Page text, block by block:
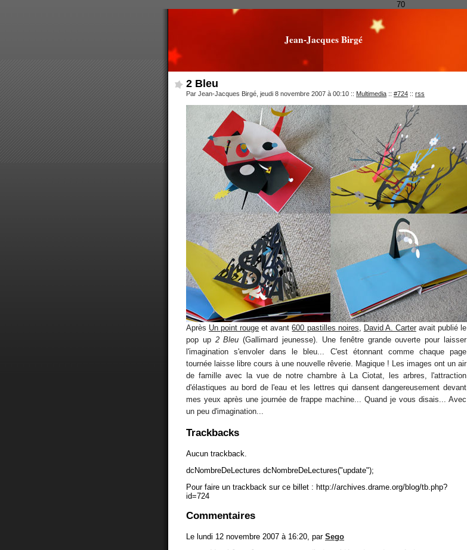
70
Jean-Jacques Birgé
2 Bleu
Par Jean-Jacques Birgé, jeudi 8 novembre 2007 à 00:10 :: Multimedia :: #724 :: rss
Après Un point rouge et avant600 pastilles noires David A. Carteravait publié le
pop up 2 Bleu (Gallimard jeunesse). Une fenêtre grande ouverte pour laisser
l'imagination s'envoler dans le bleu... C'est étonnant comme chaque page
tournée laisse libre cours à une nouvelle rêverie. Magique ! Les images ont un air
de famille avec la vue de notre chambre à La Ciotat, les arbres, l'attraction
d'élastiques au bord de l'eau et les lettres qui dansent dangereusement devant
mes yeux après une journée de frappe machine... Quand je vous disais... Avec
un peu d'imagination...
Trackbacks
Aucun trackback.
dcNombreDeLectures dcNombreDeLectures("update");
Pour faire un trackback sur ce billet : http://archives.drame.org/blog/tb.php?
id=724
Commentaires
Le lundi 12 novembre 2007 à 16:20, par Sego